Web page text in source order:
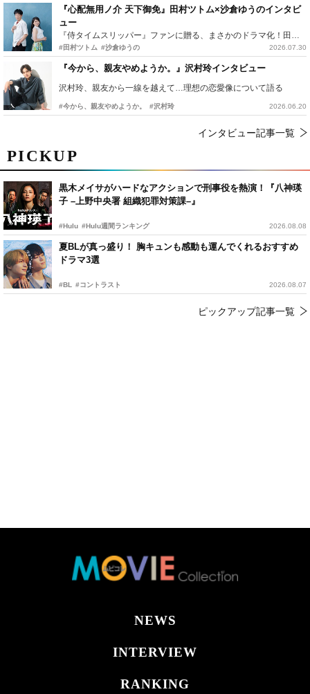
PICKUP
黒木メイサがハードなアクションで刑事役を熱演！『八神瑛
子 –上野中央署 組織犯罪対策課–』
#Hulu #Hulu週間ランキング 2026.08.08
夏BLが真っ盛り！ 胸キュンも感動も運んでくれるおすすめ
ドラマ3選
#BL #コントラスト 2026.08.07
ピックアップ記事一覧
『心配無用ノ介 天下御免』田村ツトム×沙倉ゆうのインタビ
ュー
『侍タイムスリッパー』ファンに贈る、まさかのドラマ化！田村ツトム×沙倉ゆうのが語る『心配無用ノ介』撮影秘話
#田村ツトム #沙倉ゆうの 2026.07.30
『今から、親友やめようか。』沢村玲インタビュー
沢村玲、親友から一線を越えて…理想の恋愛像について語る
#今から、親友やめようか。 #沢村玲 2026.06.20
インタビュー記事一覧
NEWS
INTERVIEW
RANKING